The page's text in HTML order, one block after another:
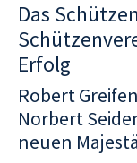
Das
Erfolg
Robert
Norbert
neuen